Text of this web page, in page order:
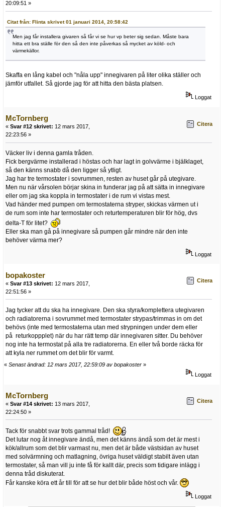
20:09:51 »
Citat från: Flinta skrivet 01 januari 2014, 20:58:42
Men jag får installera givaren så får vi se hur vp beter sig sedan. Måste bara
hitta ett bra ställe för den så den inte påverkas så mycket av köld- och
värmekällor.
Skaffa en lång kabel och "nåla upp" innegivaren på liter olika ställer och
jämför utfallet. Så gjorde jag för att hitta den bästa platsen.
Loggat
McTornberg
« Svar #12 skrivet: 12 mars 2017,
22:23:56 »
Citera
Väcker liv i denna gamla tråden.
Fick bergvärme installerad i höstas och har lagt in golvvärme i bjälklaget,
så den känns snabb då den ligger så ytligt.
Jag har tre termostater i sovrummen, resten av huset går på utegivare.
Men nu när vårsolen börjar skina in funderar jag på att sätta in innegivare
eller om jag ska koppla in termostater i de rum vi vistas mest.
Vad händer med pumpen om termostaterna stryper, skickas värmen ut i
de rum som inte har termostater och returtemperaturen blir för hög, dvs
delta-T för litet?
Eller ska man gå på innegivare så pumpen går mindre när den inte
behöver värma mer?
Loggat
bopakoster
« Svar #13 skrivet: 12 mars 2017,
22:51:56 »
Citera
Jag tycker att du ska ha innegivare. Den ska styra/komplettera utegivaren
och radiatorerna i sovrummet med termostater strypas/trimmas in om det
behövs (inte med termostaterna utan med strypningen under dem eller
på returkoppplet) när du har rätt temp där innegivaren sitter. Du behöver
nog inte ha termostat på alla tre radiatorerna. En eller två borde räcka för
att kyla ner rummet om det blir för varmt.
« Senast ändrad: 12 mars 2017, 22:59:09 av bopakoster »
Loggat
McTornberg
« Svar #14 skrivet: 13 mars 2017,
22:24:50 »
Citera
Tack för snabbt svar trots gammal tråd!
Det lutar nog åt innegivare ändå, men det känns ändå som det är mest i
kök/allrum som det blir varmast nu, men det är både västsidan av huset
med solvärmning och matlagning, övriga huset väldigt stabilt även utan
termostater, så man vill ju inte få för kallt där, precis som tidigare inlägg i
denna tråd diskuterat.
Får kanske köra ett år till för att se hur det blir både höst och vår.
Loggat